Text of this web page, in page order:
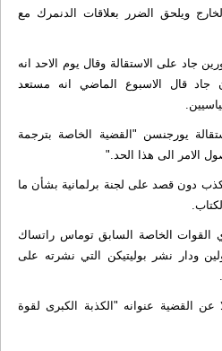
ويلحق الضرر بعلاقات الدنمرك مع
جاد على الاستقالة وقال يوم الاحد انه
جاد قال الاسبوع الماضي انه مستعد
يورجنسن "القضية الخاصة بترجمة
الامر الى هذا الحد."
دون قصد على لجنة برلمانية بشأن ما
القوات الخاصة السابق توماس راتساك
ودار نشر بوليتيكن التي نشرته على
القضية عنوانه "الكذبة الكبرى لقوة